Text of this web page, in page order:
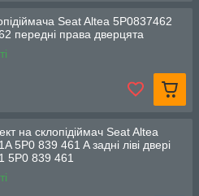
Seat Altea 5P0837462
передні права дверцята
на склопідіймач Seat Altea
5P0 839 461 A задні ліві двері
5P0 839 461